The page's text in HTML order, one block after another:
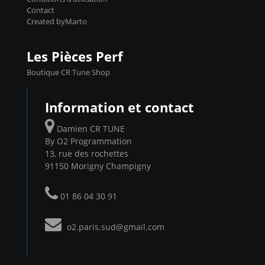
Contact
Created byMarto
Les Pièces Perf
Boutique CR Tune Shop
Information et contact
Damien CR TUNE
By O2 Programmation
13, rue des rochettes
91150 Morigny Champigny
01 86 04 30 91
o2.paris.sud@gmail.com